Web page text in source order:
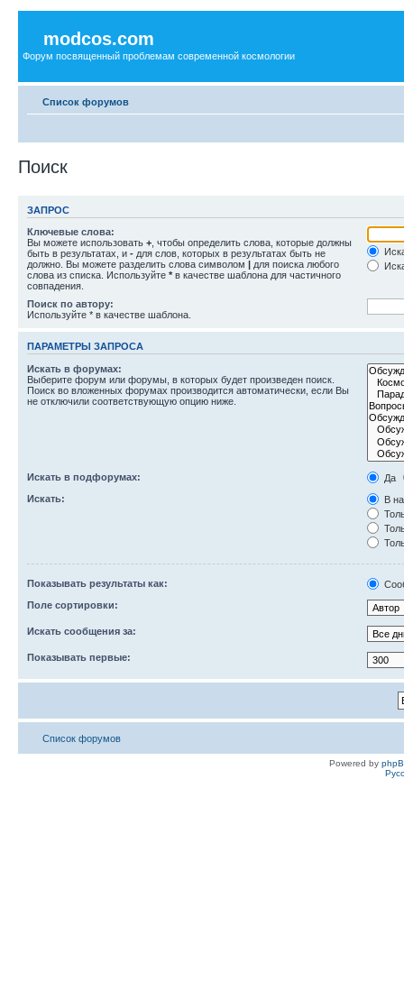
modcos.com
Форум посвященный проблемам современной космологии
Список форумов
Поиск
ЗАПРОС
Ключевые слова:
Вы можете использовать + , чтобы определить слова, которые должны
быть в результатах, и - для слов, которых в результатах быть не
должно. Вы можете разделить слова символом | для поиска любого
слова из списка. Используйте * в качестве шаблона для частичного
совпадения.
Поиск по автору:
Используйте * в качестве шаблона.
ПАРАМЕТРЫ ЗАПРОСА
Искать в форумах:
Выберите форум или форумы, в которых будет произведен поиск.
Поиск во вложенных форумах производится автоматически, если Вы
не отключили соответствующую опцию ниже.
Искать в подфорумах:
Да
Искать:
В
Показывать результаты как:
Поле сортировки:
Искать сообщения за:
Показывать первые:
Список форумов
Powered by